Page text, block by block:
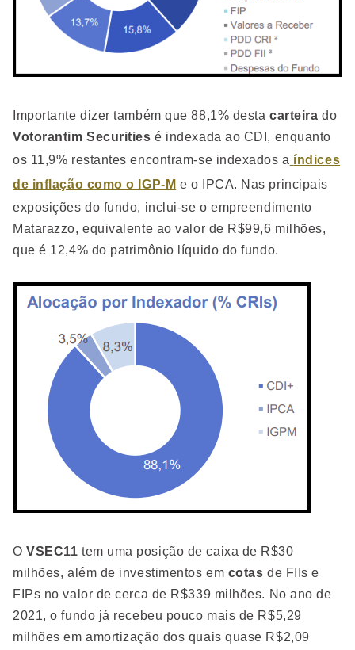
Importante dizer também que 88,1% desta carteira do
Votorantim Securities é indexada ao CDI, enquanto
os 11,9% restantes encontram-se indexados a índices
de inflação como o IGP-M e o IPCA. Nas principais
exposições do fundo, inclui-se o empreendimento
Matarazzo, equivalente ao valor de R$99,6 milhões,
que é 12,4% do patrimônio líquido do fundo.
OVSEC11 tem uma posição de caixa de R$30
milhões, além de investimentos em cotas de FIIs e
FIPs no valor de cerca de R$339 milhões. No ano de
2021, o fundo já recebeu pouco mais de R$5,29
milhões em amortização dos quais quase R$2,09